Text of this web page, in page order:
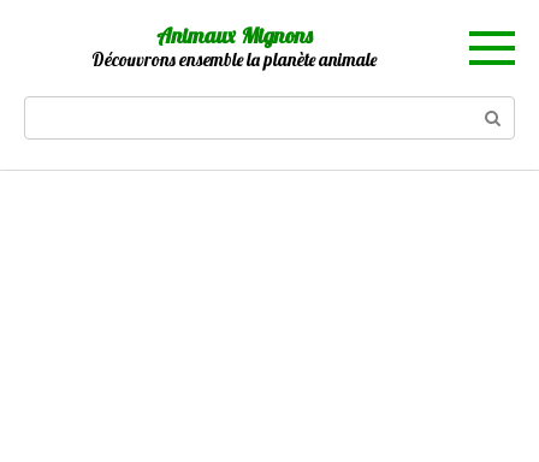
Animaux Mignons
Découvrons ensemble la planète animale